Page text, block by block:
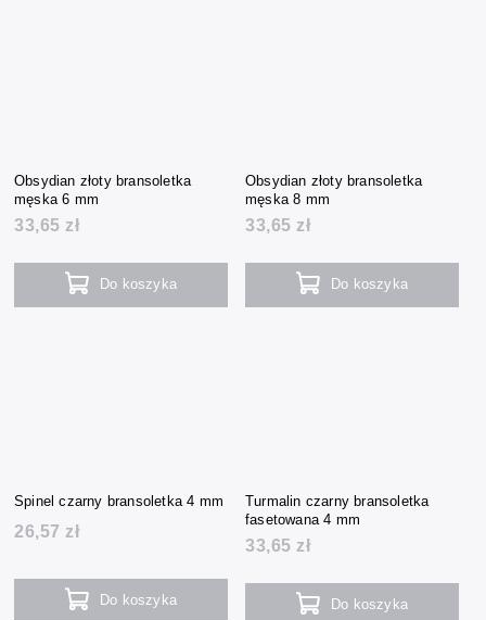
Obsydian złoty bransoletka
męska 6 mm
33,65 zł
Do koszyka
Obsydian złoty bransoletka
męska 8 mm
33,65 zł
Do koszyka
Spinel czarny bransoletka 4 mm
26,57 zł
Do koszyka
Turmalin czarny bransoletka
fasetowana 4 mm
33,65 zł
Do koszyka